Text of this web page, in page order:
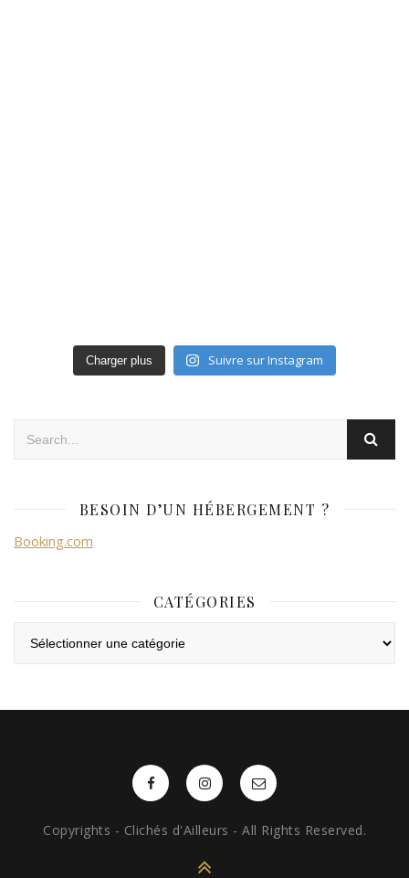
Charger plus Suivre sur Instagram
BESOIN D’UN HÉBERGEMENT ?
Booking.com
CATÉGORIES
Copyrights - Clichés d'Ailleurs - All Rights Reserved.